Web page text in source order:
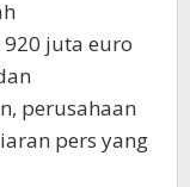
juta euro
perusahaan
pers yang